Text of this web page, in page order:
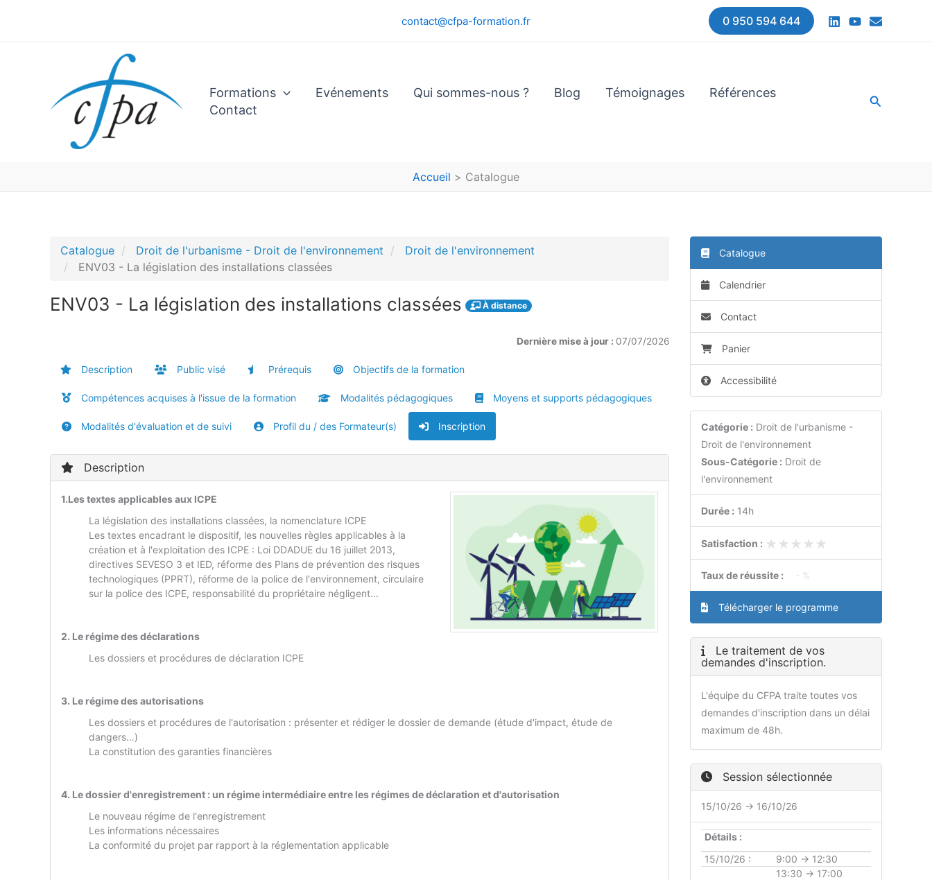
contact@cfpa-formation.fr 0 950 594 644
Formations Evénements Qui sommes-nous ? Blog Témoignages
Références
Contact
Accueil Catalogue
Catalogue Droit de l'urbanisme - Droit de l'environnement
Droit de l'environnement
ENV03 - La législation des installations classées
ENV03 - La législation des installations classées À distance
Dernière mise à jour : 07/07/2026
Description Public visé Prérequis Objectifs de la formation
Compétences acquises à l'issue de la formation Modalités pédagogiques Moyens et supports pédagogiques
Modalités d'évaluation et de suivi Profil du / des Formateur(s) Inscription
Description
1.Les textes applicables aux ICPE
La législation des installations classées, la nomenclature ICPE
Les textes encadrant le dispositif, les nouvelles règles applicables à la
création et à l'exploitation des ICPE : Loi DDADUE du 16 juillet 2013,
directives SEVESO 3 et IED, réforme des Plans de prévention des risques
technologiques (PPRT), réforme de la police de l'environnement, circulaire
sur la police des ICPE, responsabilité du propriétaire négligent...
2. Le régime des déclarations
Les dossiers et procédures de déclaration ICPE
3. Le régime des autorisations
Les dossiers et procédures de l'autorisation : présenter et rédiger le dossier de demande (étude d'impact, étude de
dangers…)
La constitution des garanties financières
4. Le dossier d'enregistrement : un régime intermédiaire entre les régimes de déclaration et d'autorisation
Le nouveau régime de l'enregistrement
Les informations nécessaires
La conformité du projet par rapport à la réglementation applicable
Catalogue
Calendrier
Contact
Panier
Accessibilité
Catégorie : Droit de l'urbanisme -
Droit de l'environnement
Sous-Catégorie : Droit de
l'environnement
Durée : 14h
Satisfaction : ★★★★★
★★★★★
Taux de réussite : - %
Télécharger le programme
Le traitement de vos
demandes d'inscription.
L'équipe du CFPA traite toutes vos
demandes d'inscription dans un délai
maximum de 48h.
Session sélectionnée
15/10/26 → 16/10/26
Détails :
15/10/26 :
9:00 → 12:30
13:30 → 17:00